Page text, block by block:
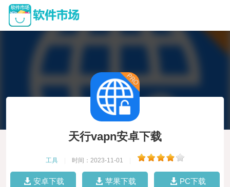
天行vapn安卓下载
工具 时间：2023-11-01
安卓下载 苹果下载 PC下载